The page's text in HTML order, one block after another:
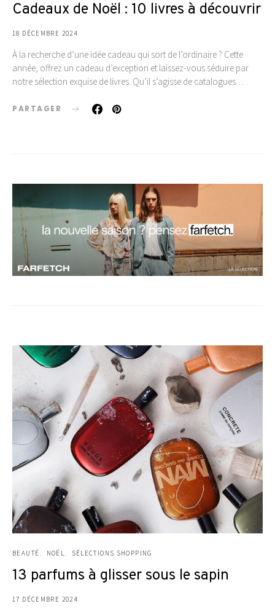
Cadeaux de Noël : 10 livres à découvrir
18 DÉCEMBRE 2024
À la recherche d’une idée cadeau qui sort de l’ordinaire ? Cette
année, offrez un cadeau d’exception et laissez-vous séduire par
notre sélection exquise de livres. Qu’il s’agisse de catalogues…
PARTAGER
BEAUTÉ NOËL SÉLECTIONS SHOPPING
13 parfums à glisser sous le sapin
17 DÉCEMBRE 2024